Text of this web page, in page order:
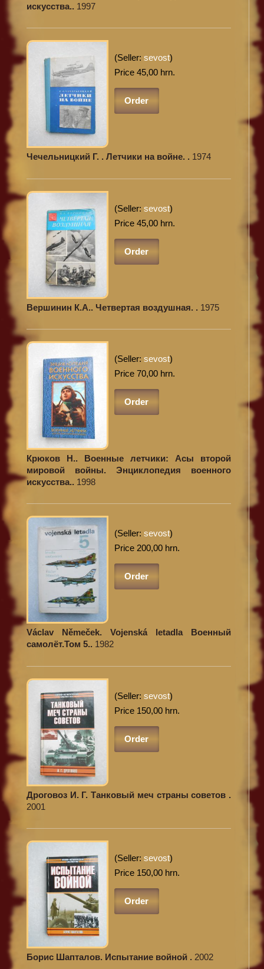
искусства.. 1997
(Seller: sevost)
Price 45,00 hrn.
Order
Чечельницкий Г. . Летчики на войне. . 1974
(Seller: sevost)
Price 45,00 hrn.
Order
Вершинин К.А.. Четвертая воздушная. . 1975
(Seller: sevost)
Price 70,00 hrn.
Order
Крюков Н.. Военные летчики: Асы второй
мировой войны. Энциклопедия военного
искусства.. 1998
(Seller: sevost)
Price 200,00 hrn.
Order
Václav Němeček. Vojenská letadla Военный
самолёт.Том 5.. 1982
(Seller: sevost)
Price 150,00 hrn.
Order
Дроговоз И. Г. Танковый меч страны советов .
2001
(Seller: sevost)
Price 150,00 hrn.
Order
Борис Шапталов. Испытание войной . 2002